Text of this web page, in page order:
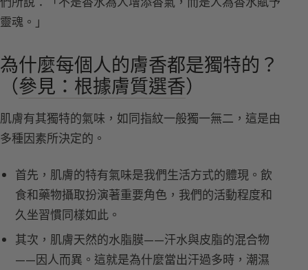
靈魂。」
為什麼每個人的膚香都是獨特的？
（參見：根據膚質選香）
肌膚有其獨特的氣味，如同指紋一般獨一無二，這是由
多種因素所決定的。
首先，肌膚的特有氣味是我們生活方式的體現。飲
食和藥物攝取扮演著重要角色，我們的活動程度和
久坐習慣同樣如此。
其次，肌膚天然的水脂膜——汗水與皮脂的混合物
——因人而異。這就是為什麼當出汗過多時，潮濕